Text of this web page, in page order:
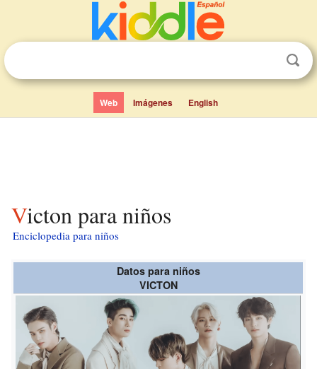
Web Imágenes English
Victon para niños
Enciclopedia para niños
Datos para niños
VICTON